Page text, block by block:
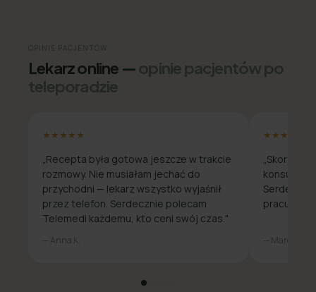
OPINIE PACJENTÓW
Lekarz online —opinie pacjentów po
teleporadzie
★★★★★
„Recepta była gotowa jeszcze w trakcie
rozmowy. Nie musiałam jechać do
przychodni — lekarz wszystko wyjaśnił
przez telefon. Serdecznie polecam
Telemedi każdemu, kto ceni swój czas."
— Anna K.
★★★★★
pracuje
— Marcin W.